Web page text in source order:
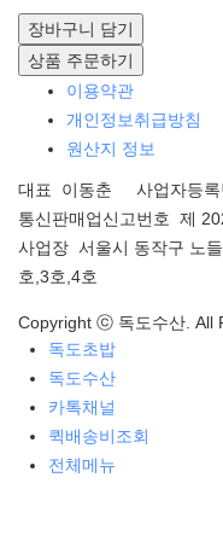
장바구니 담기
상품 주문하기
이용약관
개인정보취급방침
원산지 정보
대표 이동춘 사업자등
통신판매업신고번호 제
사업장 서울시 동작구 노
호,3호,4호
Copyright ⓒ 독도수산. All
독도초밥
독도수산
카톡채널
퀵배송비조회
전체메뉴